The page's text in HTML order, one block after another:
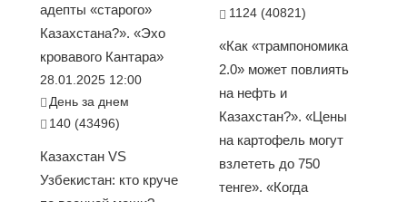
адепты «старого»
Казахстана?». «Эхо
кровавого Кантара»
28.01.2025 12:00
День за днем
140 (43496)
Казахстан VS
Узбекистан: кто круче
1124 (40821)
«Как «трампономика
2.0» может повлиять
на нефть и
Казахстан?». «Цены
на картофель могут
взлететь до 750
тенге». «Когда